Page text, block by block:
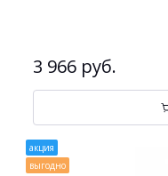
3 966 руб.
акция
выгодно